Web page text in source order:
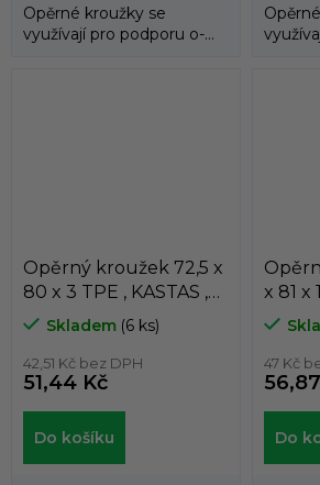
Opěrné kroužky se
využívají pro podporu o-
Opěrný kroužek 72,5 x
80 x 3 TPE , KASTAS ,
K81-072/2
Skladem (6 ks)
42,51 Kč bez DPH
51,44 Kč
Do košíku
x 81 x
K81-
47 Kč
Do